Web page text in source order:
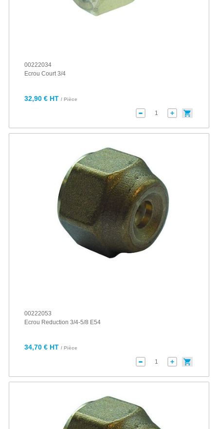
00222034
Ecrou Court 3/4
32,90 € HT / Pièce
00222053
Ecrou Reduction 3/4-5/8 E54
34,70 € HT / Pièce